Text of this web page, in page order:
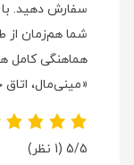
سفارش دهید. با
شما هم‌زمان از
هماهنگی کامل
«مینی‌مال،
5/5 (1 نظر)